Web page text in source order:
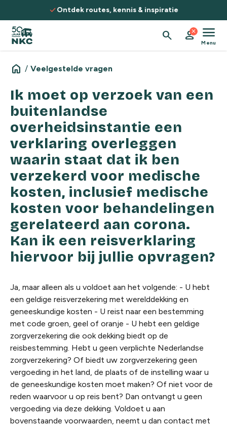
Spring naar de inhoud
checkOntdek routes, kennis & inspiratie
search person
close menu
Menu
home / Veelgestelde vragen
Ik moet op verzoek van een
buitenlandse
overheidsinstantie een
verklaring overleggen
waarin staat dat ik ben
verzekerd voor medische
kosten, inclusief medische
kosten voor behandelingen
gerelateerd aan corona.
Kan ik een reisverklaring
hiervoor bij jullie opvragen?
Ja, maar alleen als u voldoet aan het volgende: - U hebt
een geldige reisverzekering met werelddekking en
geneeskundige kosten - U reist naar een bestemming
met code groen, geel of oranje - U hebt een geldige
zorgverzekering die ook dekking biedt op de
reisbestemming. Hebt u geen verplichte Nederlandse
zorgverzekering? Of biedt uw zorgverzekering geen
vergoeding in het land, de plaats of de instelling waar u
de geneeskundige kosten moet maken? Of niet voor de
reden waarvoor u op reis bent? Dan ontvangt u geen
vergoeding via deze dekking. Voldoet u aan
bovenstaande voorwaarden, neemt u dan contact met